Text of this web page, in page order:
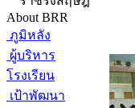
About BRR
ภูมิหลัง
ผู้บริหาร
โรงเรียน
เป้าพัฒนา